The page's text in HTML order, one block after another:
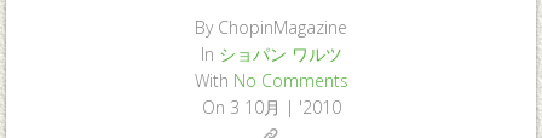
ByChopinMagazine
In ショパン ワルツ
With No Comments
On 3 10月 | '2010